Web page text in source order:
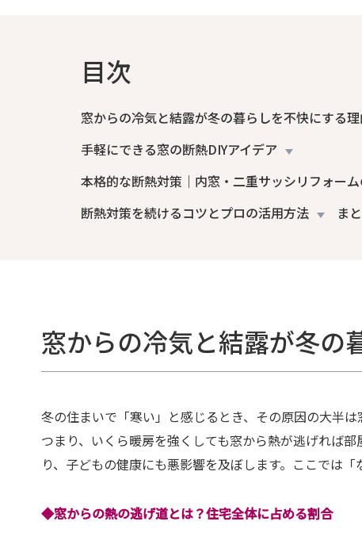
目次
窓からの冷気と結露が冬の暮らしを不快にする理
手軽にできる窓の断熱DIYアイデア
本格的な断熱対策｜内窓・二重サッシリフォー
断熱対策を続けるコツとプロの活用方法
ま
窓からの冷気と結露が冬の
冬の住まいで「寒い」と感じるとき、その原因の大半
つまり、いくら暖房を強くしても窓から熱が逃げれば
り、子どもの健康にも悪影響を及ぼします。ここでは
◆窓からの熱の逃げ道とは？住宅全体に占める割合